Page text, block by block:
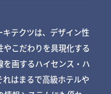
テクツは、デザイン性
やこだわりを具現化する
画するハイセンス・ハ
はまるで高級ホテルや